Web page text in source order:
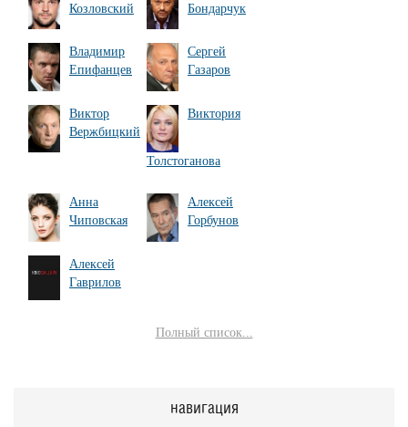
Козловский
Бондарчук
Владимир
Епифанцев
Сергей
Газаров
Виктор
Вержбицкий
Виктория
Толстоганова
Анна
Чиповская
Алексей
Горбунов
Алексей
Гаврилов
Полный список...
навигация